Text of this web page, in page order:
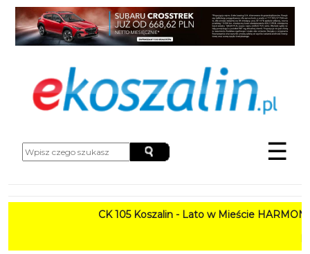
☰
CK 105 Koszalin - Lato w Mieście HARMONOGRAM